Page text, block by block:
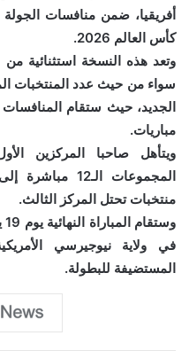
أفريقيا، ضمن منافسات
كأس العالم 2026.
وتعد هذه النسخة استثنائية
مباريات.
ويتأهل صاحبا المركزين
منتخبات تحتل المركز الثالث.
في ولاية نيوجيرسي
المستضيفة للبطولة.